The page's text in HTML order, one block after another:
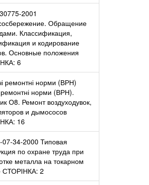
2001
Обращение
Классификация,
и кодирование
Основные положения
6
ремонтні норми (ВРН)
ремонтні норми (ВРН).
О8. Ремонт воздуходувок,
и дымососов
16
34-2000 Типовая
по охране труда при
металла на токарном
СТОРІНКА: 2